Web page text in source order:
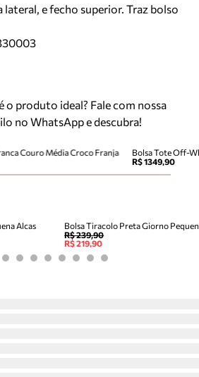
lateral, e fecho superior. Traz bolso
o produto ideal? Fale com nossa
no WhatsApp e descubra!
Couro Média Croco Franja
Bolsa Tote Off-
R$ 1349,90
Alcas
Bolsa Tiracolo Preta Giorno
R$ 239,90
R$ 219,90